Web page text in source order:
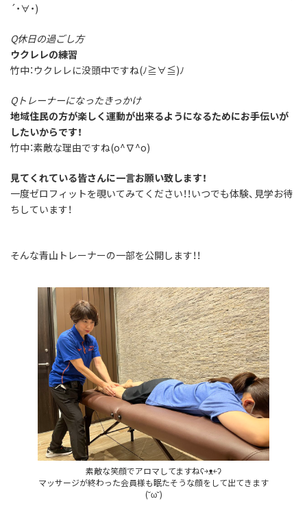
´・∀・)
Q休日の過ごし方
ウクレレの練習
竹中：ウクレレに没頭中ですね(ﾉ≧∀≦)ﾉ
Qトレーナーになったきっかけ
地域住民の方が楽しく運動が出来るようになるためにお手伝いが
したいからです！
竹中：素敵な理由ですね(o^∇^o)
見てくれている皆さんに一言お願い致します！
一度ゼロフィットを覗いてみてください！！いつでも体験、見学お待
ちしています！
そんな青山トレーナーの一部を公開します！！
素敵な笑顔でアロマしてますねʕ￫ᴥ￩ʔ
マッサージが終わった会員様も眠たそうな顔をして出てきます
(˘ω˘)